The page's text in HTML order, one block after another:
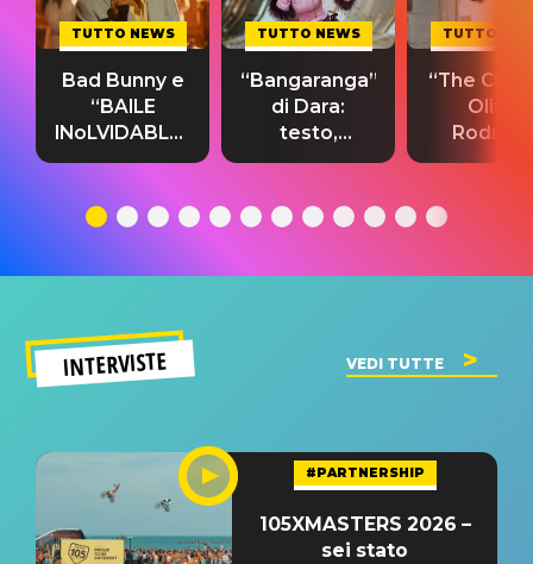
TUTTO NEWS
Bad Bunny e
“BAILE
INoLVIDABLE”:
testo,
significato
TUTTO NEWS
“Bangaranga”
di Dara:
testo,
traduzione e
del singolo
TUTTO
“The
Olivia
testo,
INTERVISTE VEDI TUTTE
#PARTNERSHIP
105XMASTERS 2026 –
sei stato